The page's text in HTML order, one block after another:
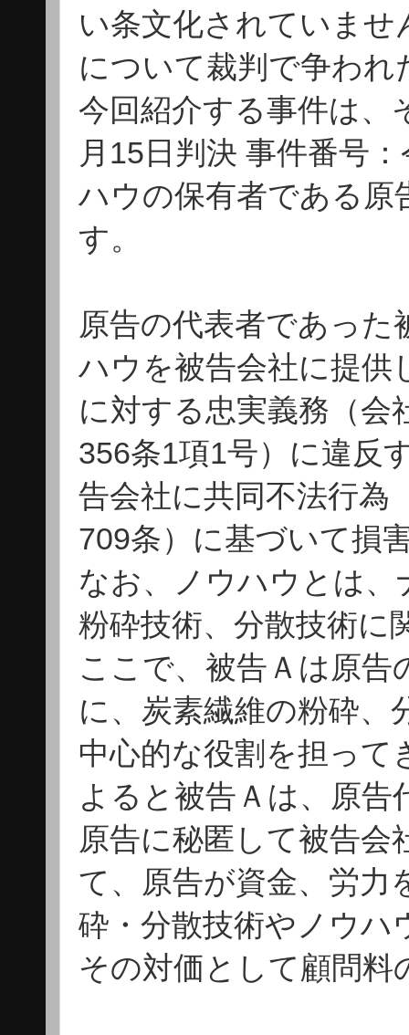
い条文化されていま
について裁判で争わ
今回紹介する事件は、
月15日判決 事件番号
ハウの保有者である原
す。
原告の代表者であっ
ハウを被告会社に提供
に対する忠実義務（会
356条1項1号）に違反
告会社に共同不法行為
709条）に基づいて損
なお、ノウハウとは
粉砕技術、分散技術に
ここで、被告Ａは原告
に、炭素繊維の粉砕、
中心的な役割を担っ
よると被告Ａは、原告
原告に秘匿して被告会
て、原告が資金、労力
砕・分散技術やノウハ
その対価として顧問